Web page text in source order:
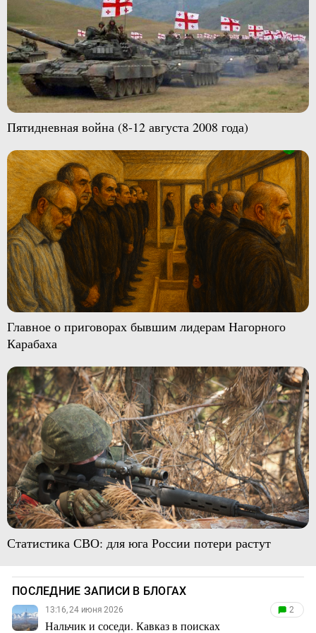
Пятидневная война (8-12 августа 2008 года)
Главное о приговорах бывшим лидерам Нагорного
Карабаха
Статистика СВО: для юга России потери растут
ПОСЛЕДНИЕ ЗАПИСИ В БЛОГАХ
13:16, 24 июня 2026
Нальчик и соседи. Кавказ в поисках
2